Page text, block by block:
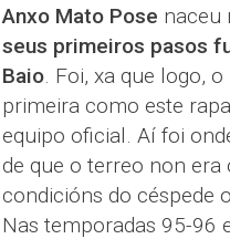
Anxo Mato Pose naceu
seus primeiros pasos
Baio. Foi, xa que logo,
primeira como este
equipo oficial. Aí foi
de que o terreo non
condicións do céspede
Nas temporadas 95-96